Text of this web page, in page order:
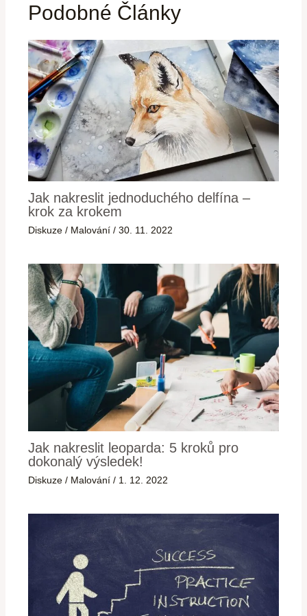
Podobné Články
Jak nakreslit jednoduchého delfína –
krok za krokem
Diskuze / Malování /30. 11. 2022
Jak nakreslit leoparda: 5 kroků pro
dokonalý výsledek!
Diskuze / Malování / 1. 12. 2022